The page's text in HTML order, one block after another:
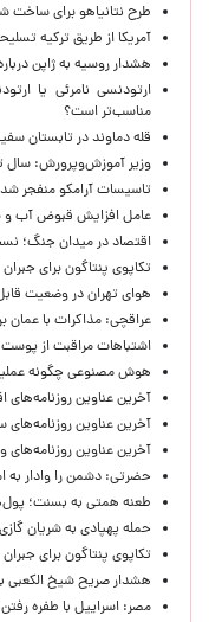
طرح نتانیاهو برای
آمریکا از طریق ترکیه
هشدار روسیه به ژاپن
ارتودنسی نامرئی یا
مناسب‌تر است؟
قله دماوند در تابستان
وزیر آموزش‌وپرورش: سال تحصیلی آینده ۱۰۰
تاسیسات آرامکو منفجر شد
عامل افزایش قبوض آب و
اقتصاد در میدان جنگ؛
تکاپوی پنتاگون برای
هوای تهران در وضعیت
عراقچی: مذاکرات با عمان
اشتباهات مراقبت از پوست
هوش مصنوعی چگونه
آخرین عناوین روزنامه‌های
آخرین عناوین
آخرین عناوین روزنامه‌های
حضرتی: دشمن را وادار به
طعنه همتی به بسنت؛
حمله پهپادی به شریان
تکاپوی پنتاگون برای
هشدار صریح شیخ الکعبی
مصر: اسراییل با طفره